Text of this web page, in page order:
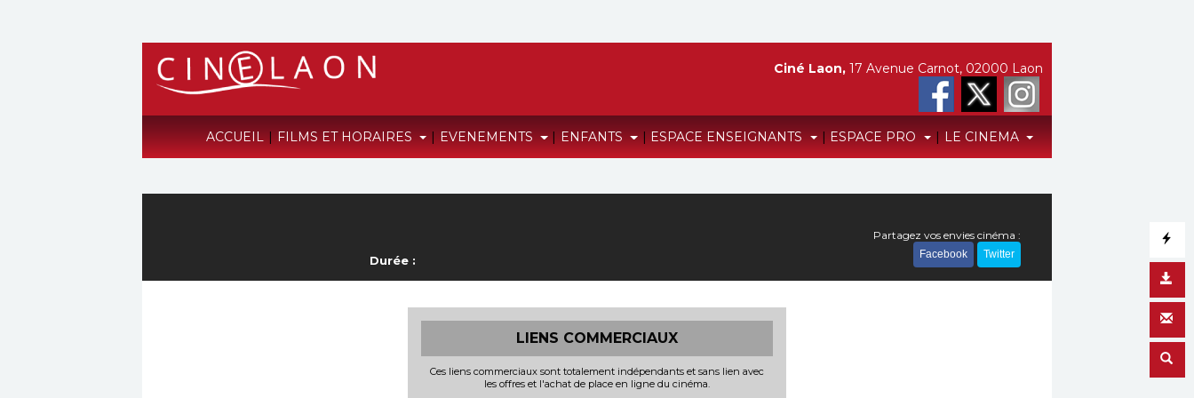
ACCUEIL | FILMS ET HORAIRES | EVENEMENTS | ENFANTS | ESPACE ENSEIGNANTS | ESPACE PRO | LE CINEMA
Ciné Laon, 17 Avenue Carnot, 02000 Laon
Durée :
Partagez vos envies cinéma :
Facebook Twitter
LIENS COMMERCIAUX
Ces liens commerciaux sont totalement indépendants et sans lien avec
les offres et l'achat de place en ligne du cinéma.